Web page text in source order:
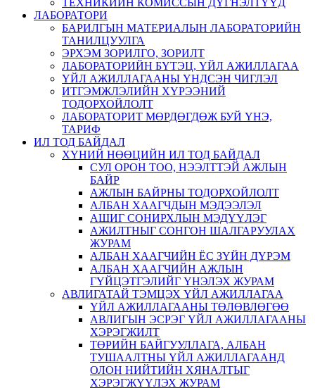
ТЕХНИКИЙН КОМИССЫН ДҮГНЭЛТҮҮД
ЛАБОРАТОРИ
БАРИЛГЫН МАТЕРИАЛЫН ЛАБОРАТОРИЙН
ТАНИЛЦУУЛГА
ЭРХЭМ ЗОРИЛГО, ЗОРИЛТ
ЛАБОРАТОРИЙН БҮТЭЦ, ҮЙЛ АЖИЛЛАГАА
ҮЙЛ АЖИЛЛАГААНЫ ҮНДСЭН ЧИГЛЭЛ
ИТГЭМЖЛЭЛИЙН ХҮРЭЭНИЙ
ТОДОРХОЙЛОЛТ
ЛАБОРАТОРИТ МӨРДӨГДӨЖ БУЙ ҮНЭ,
ТАРИФ
ИЛ ТОД БАЙДАЛ
ХҮНИЙ НӨӨЦИЙН ИЛ ТОД БАЙДАЛ
СУЛ ОРОН ТОО, НЭЭЛТТЭЙ АЖЛЫН
БАЙР
АЖЛЫН БАЙРНЫ ТОДОРХОЙЛОЛТ
АЛБАН ХААГЧДЫН МЭДЭЭЛЭЛ
АШИГ СОНИРХЛЫН МЭДҮҮЛЭГ
АЖИЛТНЫГ СОНГОН ШАЛГАРУУЛАХ
ЖУРАМ
АЛБАН ХААГЧИЙН ЁС ЗҮЙН ДҮРЭМ
АЛБАН ХААГЧИЙН АЖЛЫН
ГҮЙЦЭТГЭЛИЙГ ҮНЭЛЭХ ЖУРАМ
АВЛИГАТАЙ ТЭМЦЭХ ҮЙЛ АЖИЛЛАГАА
ҮЙЛ АЖИЛЛАГААНЫ ТӨЛӨВЛӨГӨӨ
АВЛИГЫН ЭСРЭГ ҮЙЛ АЖИЛЛАГААНЫ
ХЭРЭГЖИЛТ
ТӨРИЙН БАЙГУУЛЛАГА, АЛБАН
ТУШААЛТНЫ ҮЙЛ АЖИЛЛАГААНД
ОЛОН НИЙТИЙН ХЯНАЛТЫГ
ХЭРЭГЖҮҮЛЭХ ЖУРАМ